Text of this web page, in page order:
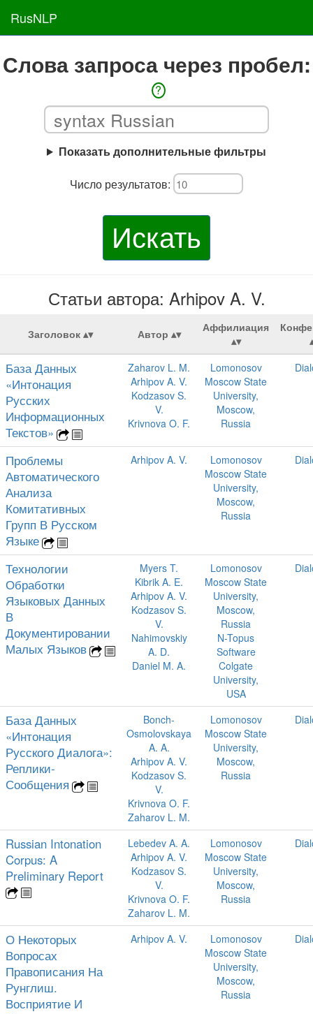
RusNLP
Слова запроса через пробел:
?
Показать дополнительные фильтры
Число результатов:
Искать
Статьи автора: Arhipov A. V.
Заголовок Автор Аффилиация
База Данных
«Интонация
Русских
Информационных
Текстов»
Zaharov L. M.
Arhipov A. V.
Kodzasov S.
V.
Krivnova O. F.
Lomonosov
Moscow State
University,
Moscow,
Russia
Проблемы
Автоматического
Анализа
Комитативных
Групп В Русском
Языке
Arhipov A. V.
Lomonosov
Moscow State
University,
Moscow,
Russia
Технологии
Обработки
Языковых Данных
В
Документировании
Малых Языков
Myers T.
Kibrik A. E.
Arhipov A. V.
Kodzasov S.
V.
Nahimovskiy
A. D.
Daniel M. A.
Lomonosov
Moscow State
University,
Moscow,
Russia
N-Topus
Software
Colgate
University,
USA
База Данных
«Интонация
Русского Диалога»:
Реплики-
Сообщения
Bonch-
Osmolovskaya
A. A.
Arhipov A. V.
Kodzasov S.
V.
Krivnova O. F.
Zaharov L. M.
Lomonosov
Moscow State
University,
Moscow,
Russia
Russian Intonation
Corpus: A
Preliminary Report
Lebedev A. A.
Arhipov A. V.
Kodzasov S.
V.
Krivnova O. F.
Zaharov L. M.
Lomonosov
Moscow State
University,
Moscow,
Russia
О Некоторых
Вопросах
Правописания На
Рунглиш.
Восприятие И
Arhipov A. V.
Lomonosov
Moscow State
University,
Moscow,
Russia